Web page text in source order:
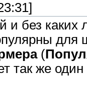
и без
(
так же